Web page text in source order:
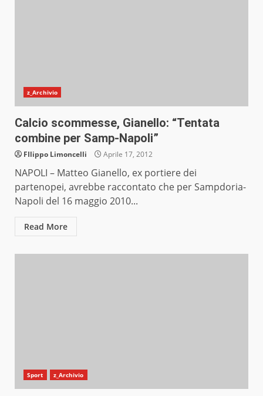
z_Archivio
Calcio scommesse, Gianello: “Tentata
combine per Samp-Napoli”
FIlippo Limoncelli Aprile 17, 2012
NAPOLI – Matteo Gianello, ex portiere dei
partenopei, avrebbe raccontato che per Sampdoria-
Napoli del 16 maggio 2010...
Read More
Sport z_Archivio